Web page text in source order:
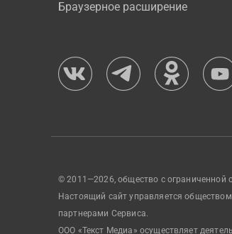
Браузерное расширение
© 2011—2026, общество с ограниченной
Настоящий сайт управляется
партнерами Сервиса.
ООО «Текст Медиа» осуществляет